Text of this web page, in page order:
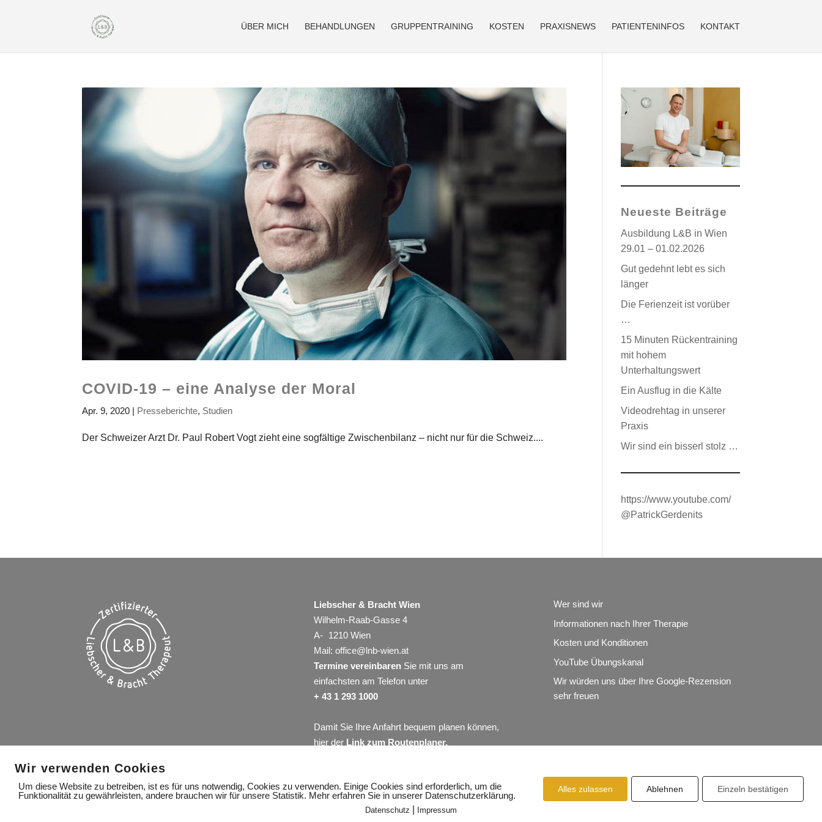
ÜBER MICH BEHANDLUNGEN GRUPPENTRAINING KOSTEN PRAXISNEWS PATIENTENINFOS KONTAKT
COVID-19 – eine Analyse der Moral
Apr. 9, 2020 | Presseberichte, Studien
Der Schweizer Arzt Dr. Paul Robert Vogt zieht eine sogfältige Zwischenbilanz – nicht nur für die Schweiz....
Neueste Beiträge
Ausbildung L&B in Wien
29.01 – 01.02.2026
Gut gedehnt lebt es sich
länger
Die Ferienzeit ist vorüber
…
15 Minuten Rückentraining
mit hohem
Unterhaltungswert
Ein Ausflug in die Kälte
Videodrehtag in unserer
Praxis
Wir sind ein bisserl stolz …
https://www.youtube.com/
@PatrickGerdenits
Liebscher & Bracht Wien
Wilhelm-Raab-Gasse 4
A- 1210 Wien
Mail: office@lnb-wien.at
Termine vereinbarenSie mit uns am
einfachsten am Telefon unter
+ 43 1 293 1000
Damit Sie Ihre Anfahrt bequem planen können,
hier der Link zum Routenplaner.
Wer sind wir
Informationen nach Ihrer Therapie
Kosten und Konditionen
YouTube Übungskanal
Wir würden uns über Ihre Google-Rezension
sehr freuen
IMPRESSUM
Wir verwenden Cookies
Um diese Website zu betreiben, ist es für uns notwendig, Cookies zu verwenden. Einige Cookies sind erforderlich, um die
Funktionalität zu gewährleisten, andere brauchen wir für unsere Statistik. Mehr erfahren Sie in unserer Datenschutzerklärung.
Alles zulassen Ablehnen Einzeln bestätigen
Datenschutz Impressum